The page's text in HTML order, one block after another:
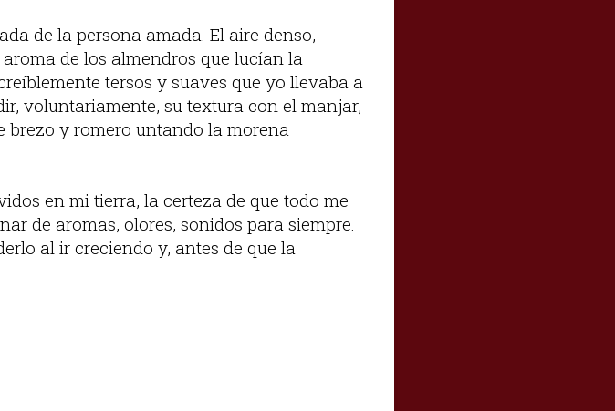
de la persona amada. El aire denso,
de los almendros que lucían la
tersos y suaves que yo llevaba a
voluntariamente, su textura con el manjar,
brezo y romero untando la morena
en mi tierra, la certeza de que todo me
de aromas, olores, sonidos para siempre.
al ir creciendo y, antes de que la